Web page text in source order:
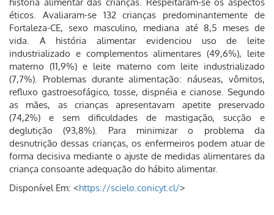
éticos. Avaliaram-se 132 crianças predominantemente de
Fortaleza-CE, sexo masculino, mediana até 8,5 meses de
vida. A história alimentar evidenciou uso de leite
industrializado e complementos alimentares (49,6%), leite
materno (11,9%) e leite materno com leite industrializado
(7,7%). Problemas durante alimentação: náuseas, vômitos,
refluxo gastroesofágico, tosse, dispnéia e cianose. Segundo
as mães, as crianças apresentavam apetite preservado
(74,2%) e sem dificuldades de mastigação, sucção e
deglutição (93,8%). Para minimizar o problema da
desnutrição dessas crianças, os enfermeiros podem atuar de
forma decisiva mediante o ajuste de medidas alimentares da
criança consoante adequação do hábito alimentar.
Disponível Em: <https://scielo.conicyt.cl/>